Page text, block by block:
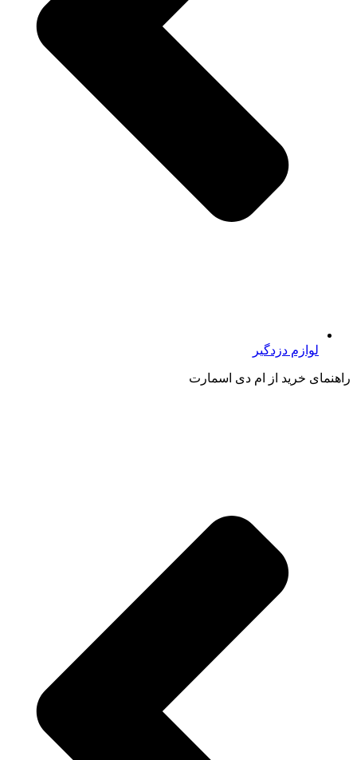
لوازم دزدگیر
راهنمای خرید از ام دی اسمارت